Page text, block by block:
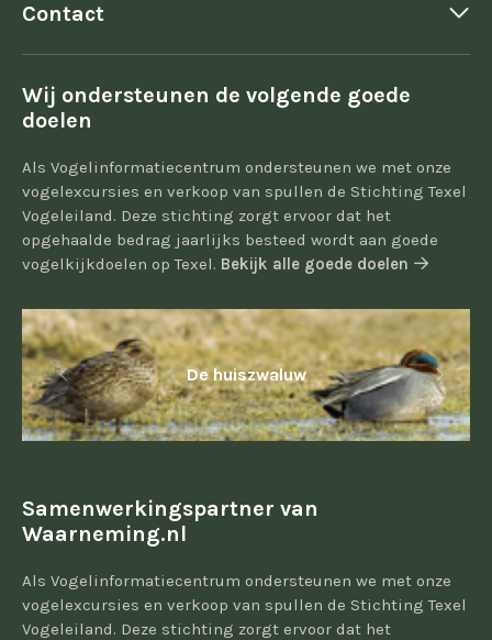
Contact
Wij ondersteunen de volgende goede
doelen
Als Vogelinformatiecentrum ondersteunen we met onze
vogelexcursies en verkoop van spullen de Stichting Texel
Vogeleiland. Deze stichting zorgt ervoor dat het
opgehaalde bedrag jaarlijks besteed wordt aan goede
vogelkijkdoelen op Texel. Bekijk alle goede doelen
De huiszwaluw
Samenwerkingspartner van
Waarneming.nl
Als Vogelinformatiecentrum ondersteunen we met onze
vogelexcursies en verkoop van spullen de Stichting Texel
Vogeleiland. Deze stichting zorgt ervoor dat het